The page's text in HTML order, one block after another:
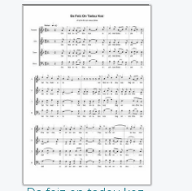
Crucifixion
Da feiz on tadou
koz